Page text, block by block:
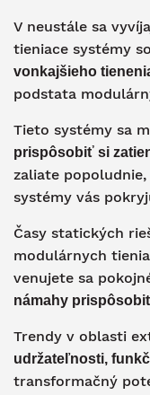
V neustále sa
tieniace systémy
vonkajšieho
podstata
Tieto systémy sa
prispôsobiť si
zaliate
systémy vás
Časy statických
modulárnych
venujete sa
námahy
Trendy v oblasti
udržateľnosti,
transformačný